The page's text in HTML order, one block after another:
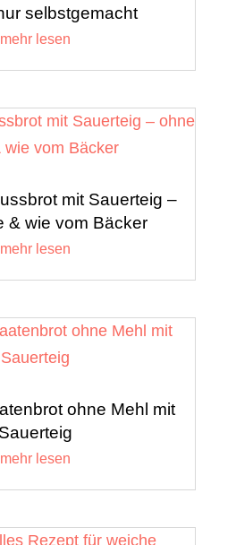
selbstgemacht
mehr lesen
mit Sauerteig –
& wie vom Bäcker
mehr lesen
ohne Mehl mit
Sauerteig
mehr lesen